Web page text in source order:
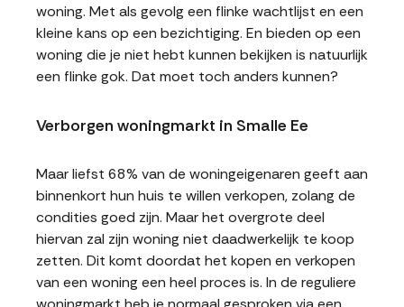
woning. Met als gevolg een flinke wachtlijst en een
kleine kans op een bezichtiging. En bieden op een
woning die je niet hebt kunnen bekijken is natuurlijk
een flinke gok. Dat moet toch anders kunnen?
Verborgen woningmarkt in Smalle Ee
Maar liefst 68% van de woningeigenaren geeft aan
binnenkort hun huis te willen verkopen, zolang de
condities goed zijn. Maar het overgrote deel
hiervan zal zijn woning niet daadwerkelijk te koop
zetten. Dit komt doordat het kopen en verkopen
van een woning een heel proces is. In de reguliere